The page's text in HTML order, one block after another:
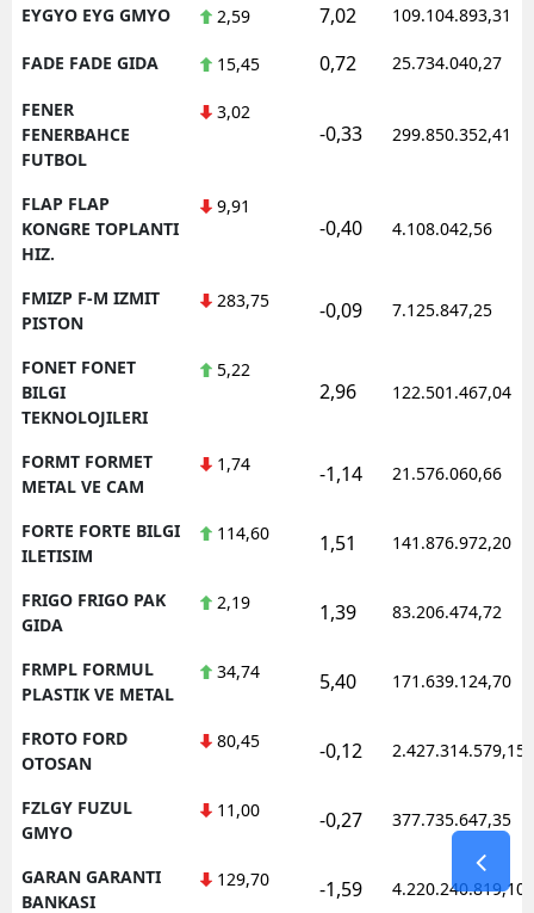
EYGYO EYG GMYO 2,59 7,02 109.104.893,31
FADE FADE GIDA 15,45 0,72 25.734.040,27
FENER
FENERBAHCE
FUTBOL
3,02
-0,33 299.850.352,41
FLAP FLAP
KONGRE TOPLANTI
HIZ.
9,91
-0,40 4.108.042,56
FMIZP F-M IZMIT
PISTON
283,75 -0,09 7.125.847,25
FONET FONET
BILGI
TEKNOLOJILERI
5,22
2,96 122.501.467,04
FORMT FORMET
METAL VE CAM
1,74 -1,14 21.576.060,66
FORTE FORTE BILGI
ILETISIM
114,60 1,51 141.876.972,20
FRIGO FRIGO PAK
GIDA
2,19 1,39 83.206.474,72
FRMPL FORMUL
PLASTIK VE METAL
34,74 5,40 171.639.124,70
FROTO FORD
OTOSAN
80,45 -0,12 2.427.314.579,15
FZLGY FUZUL
GMYO
11,00 -0,27 377.735.647,35
GARAN GARANTI
BANKASI
129,70 -1,59 4.220.240.819,10